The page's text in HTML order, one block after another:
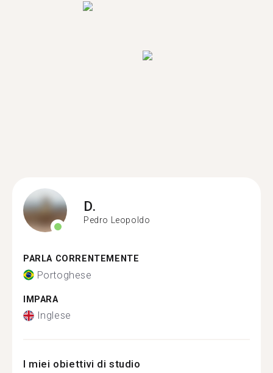
D.
Pedro Leopoldo
PARLA CORRENTEMENTE
Portoghese
IMPARA
Inglese
I miei obiettivi di studio